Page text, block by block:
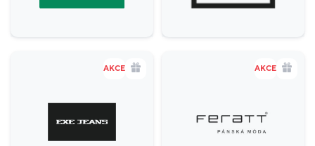
AKCE AKCE